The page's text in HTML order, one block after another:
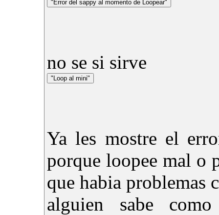
no se si sirve
Ya les mostre el
porque loopee mal o
que habia problemas
alguien sabe